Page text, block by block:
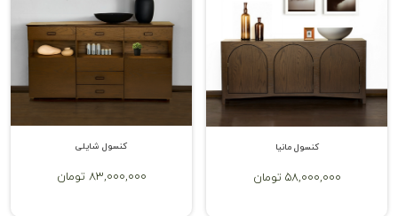
کنسول مانیا
58,000,000 تومان
کنسول شایلی
83,000,000 تومان